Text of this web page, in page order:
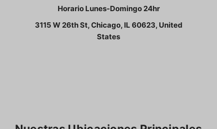
Horario Lunes-Domingo 24hr
3115 W 26th St, Chicago, IL 60623, United
States